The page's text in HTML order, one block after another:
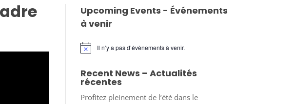
Upcoming Events - Événements
à venir
Notice Il n’y a pas d’évènements à venir.
Recent News – Actualités
récentes
Profitez pleinement de l’été dans le